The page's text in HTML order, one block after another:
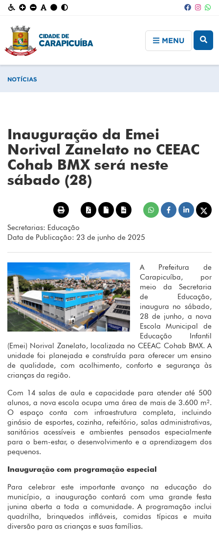
MENU
NOTÍCIAS
Inauguração da Emei
Norival Zanelato no CEEAC
Cohab BMX será neste
sábado (28)
Secretarias: Educação
Data de Publicação: 23 de junho de 2025
A Prefeitura de
Carapicuíba, por
meio da Secretaria
de Educação,
inaugura no sábado,
28 de junho, a nova
Escola Municipal de
Educação Infantil
(Emei) Norival Zanelato, localizada no CEEAC Cohab BMX. A
unidade foi planejada e construída para oferecer um ensino
de qualidade, com acolhimento, conforto e segurança às
crianças da região.
Com 14 salas de aula e capacidade para atender até 500
alunos, a nova escola ocupa uma área de mais de 3.600 m².
O espaço conta com infraestrutura completa, incluindo
ginásio de esportes, cozinha, refeitório, salas administrativas,
sanitários acessíveis e ambientes pensados especialmente
para o bem-estar, o desenvolvimento e a aprendizagem dos
pequenos.
Inauguração com programação especial
Para celebrar este importante avanço na educação do
município, a inauguração contará com uma grande festa
junina aberta a toda a comunidade. A programação inclui
quadrilha, brinquedos infláveis, comidas típicas e muita
diversão para as crianças e suas famílias.